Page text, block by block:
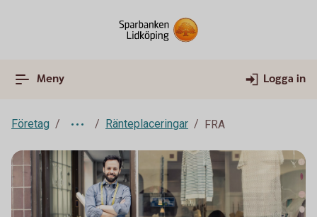
Meny Logga in
Företag Ränteplaceringar FRA